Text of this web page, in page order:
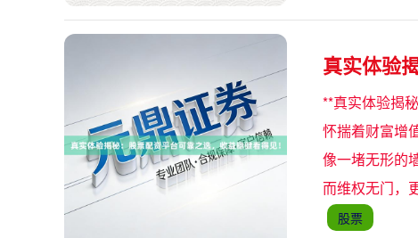
真实体验
**真实体验揭
怀揣着财富增
像一堵无形的
而维权无门，
股票